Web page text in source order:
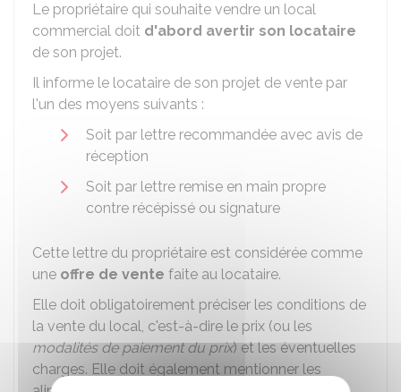
Le propriétaire qui souhaite vendre un local
commercial doit d'abord avertir son locataire
de son projet.
Il informe le locataire de son projet de vente par
l'un des moyens suivants :
Soit par lettre recommandée avec avis de
réception
Soit par lettre remise en main propre
contre récépissé ou signature
Cette lettre du propriétaire est considérée comme
une offre de vente faite au locataire.
Elle doit obligatoirement préciser les conditions de
la vente du local, c'est-à-dire le prix (ou les
modalités de paiement du prix) et les éventuelles
charges. Elle doit également mentionner les